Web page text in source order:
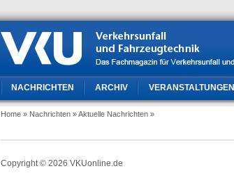
NACHRICHTEN ARCHIV VERANSTALTUNGEN
Home » Nachrichten » Aktuelle Nachrichten »
Copyright © 2026 VKUonline.de